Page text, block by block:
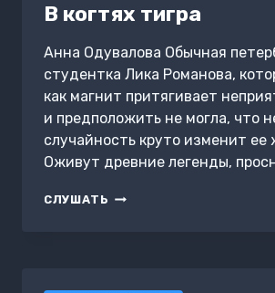
В когтях тигра
Анна Одувалова Обычная
студентка Лика Романова,
как магнит притягивает
и предположить не могла, что
случайность круто изменит ее
Оживут древние легенды,
СЛУШАТЬ В